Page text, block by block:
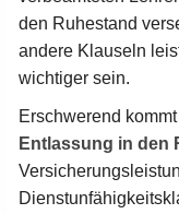
den Ruhestand
andere Klauseln
wichtiger sein.
Erschwerend
Entlassung in den